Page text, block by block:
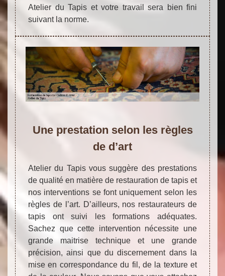
Atelier du Tapis et votre travail sera bien fini
suivant la norme.
Une prestation selon les règles
de d’art
Atelier du Tapis vous suggère des prestations
de qualité en matière de restauration de tapis et
nos interventions se font uniquement selon les
règles de l’art. D’ailleurs, nos restaurateurs de
tapis ont suivi les formations adéquates.
Sachez que cette intervention nécessite une
grande maitrise technique et une grande
précision, ainsi que du discernement dans la
mise en correspondance du fil, de la texture et